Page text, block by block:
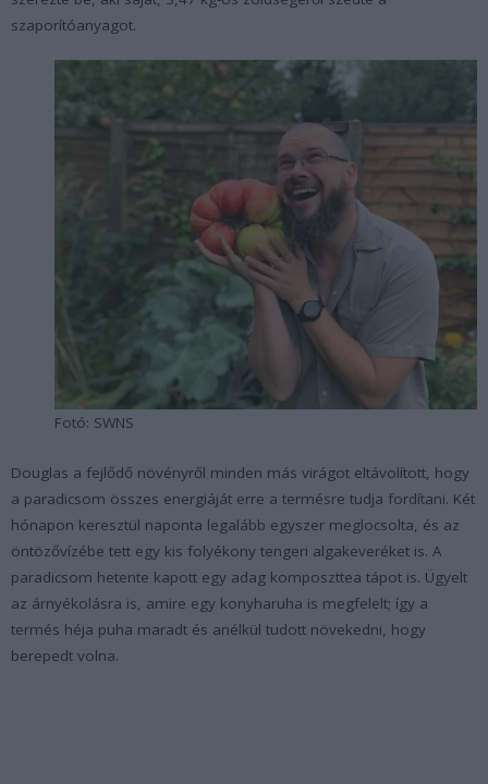
szaporítóanyagot.
Fotó: SWNS
Douglas a fejlődő növényről minden más virágot eltávolított, hogy
a paradicsom összes energiáját erre a termésre tudja fordítani. Két
hónapon keresztül naponta legalább egyszer meglocsolta, és az
öntözővízébe tett egy kis folyékony tengeri algakeveréket is. A
paradicsom hetente kapott egy adag komposzttea tápot is. Ügyelt
az árnyékolásra is, amire egy konyharuha is megfelelt; így a
termés héja puha maradt és anélkül tudott növekedni, hogy
berepedt volna.